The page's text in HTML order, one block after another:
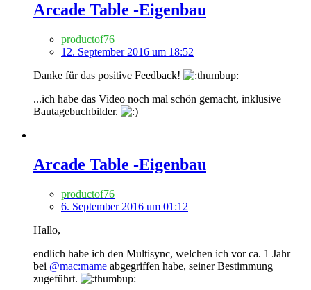
Arcade Table -Eigenbau
productof76
12. September 2016 um 18:52
Danke für das positive Feedback!
...ich habe das Video noch mal schön gemacht, inklusive
Bautagebuchbilder.
Arcade Table -Eigenbau
productof76
6. September 2016 um 01:12
Hallo,
endlich habe ich den Multisync, welchen ich vor ca. 1 Jahr
bei @mac:mame abgegriffen habe, seiner Bestimmung
zugeführt.